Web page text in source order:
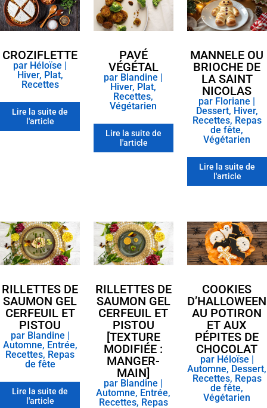
CROZIFLETTE
par Héloïse
Hiver, Plat,
Recettes
Lire la suite de
l'article
PAVÉ
VÉGÉTAL
par Blandine
Hiver, Plat,
Recettes,
Végétarien
Lire la suite de
l'article
MANNELE OU
BRIOCHE DE
LA SAINT
NICOLAS
par Floriane
Dessert, Hiver,
Recettes, Repas
de fête,
Végétarien
Lire la suite de
l'article
RILLETTES DE
SAUMON GEL
CERFEUIL ET
PISTOU
par Blandine |
Automne, Entrée,
Recettes, Repas
de fête
Lire la suite de
l'article
RILLETTES DE
SAUMON GEL
CERFEUIL ET
PISTOU
[TEXTURE
MODIFIÉE :
MANGER-
MAIN]
par Blandine |
Automne, Entrée,
Recettes, Repas
COOKIES
D’HALLOWEEN
AU POTIRON
ET AUX
PÉPITES DE
CHOCOLAT
par Héloïse |
Automne, Dessert,
Recettes, Repas
de fête,
Végétarien